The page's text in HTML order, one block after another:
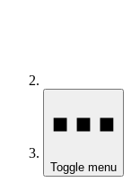
Toggle menu